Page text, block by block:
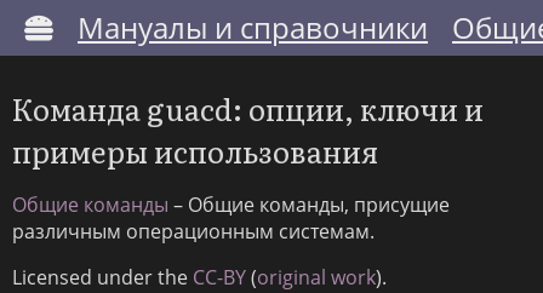
Мануалы и справочники
Команда guacd: опции, ключи и
примеры использования
Общие команды – Общие команды, присущие
различным операционным системам.
Licensed under the CC-BY(original work).